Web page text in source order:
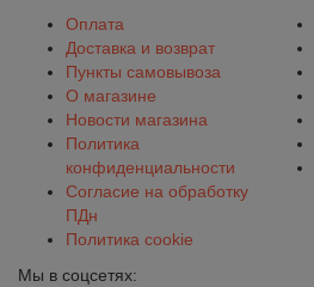
Оплата
Доставка и возврат
Пункты самовывоза
О магазине
Новости магазина
Политика
конфиденциальности
Согласие на обработку
ПДн
Политика cookie
Мы в соцсетях: